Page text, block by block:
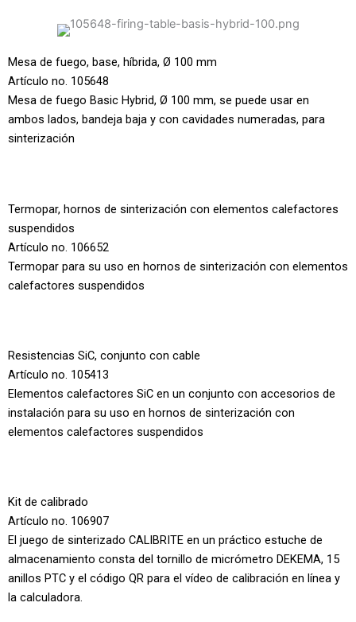
Mesa de fuego, base, híbrida, Ø 100 mm
Artículo no. 105648
Mesa de fuego Basic Hybrid, Ø 100 mm, se puede usar en
ambos lados, bandeja baja y con cavidades numeradas, para
sinterización
Termopar, hornos de sinterización con elementos calefactores
suspendidos
Artículo no. 106652
Termopar para su uso en hornos de sinterización con elementos
calefactores suspendidos
Resistencias SiC, conjunto con cable
Artículo no. 105413
Elementos calefactores SiC en un conjunto con accesorios de
instalación para su uso en hornos de sinterización con
elementos calefactores suspendidos
Kit de calibrado
Artículo no. 106907
El juego de sinterizado CALIBRITE en un práctico estuche de
almacenamiento consta del tornillo de micrómetro DEKEMA, 15
anillos PTC y el código QR para el vídeo de calibración en línea y
la calculadora.